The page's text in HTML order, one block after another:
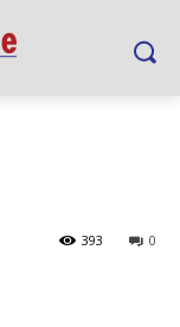
0
393